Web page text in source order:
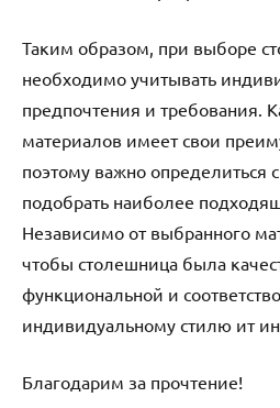
Таким образом, при выборе
необходимо учитывать
предпочтения и требования.
материалов имеет свои
поэтому важно определиться
подобрать наиболее
Независимо от выбранного
чтобы столешница была
функциональной и
индивидуальному стилю ит
Благодарим за прочтение!